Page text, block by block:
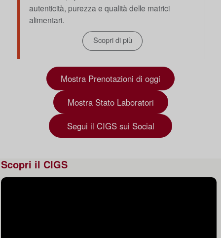
autenticità, purezza e qualità delle matrici
alimentari.
Scopri di più
Mostra Prenotazioni di oggi
Mostra Stato Laboratori
Segui il CIGS sui Social
Scopri il CIGS